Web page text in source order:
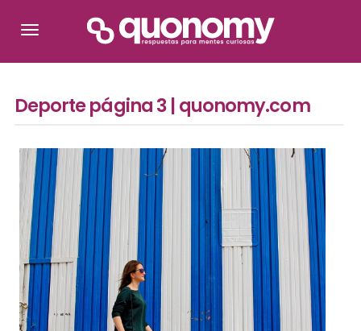
Deporte página 3 | quonomy.com